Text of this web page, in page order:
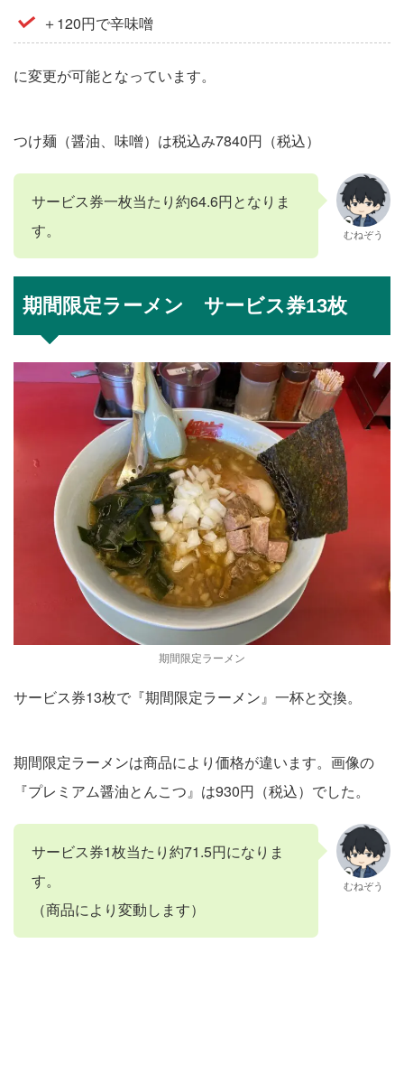
＋120円で辛味噌
に変更が可能となっています。
つけ麺（醤油、味噌）は税込み7840円（税込）
サービス券一枚当たり約64.6円となりま
す。
むねぞう
期間限定ラーメン サービス券13枚
期間限定ラーメン
サービス券13枚で『期間限定ラーメン』一杯と交換。
期間限定ラーメンは商品により価格が違います。画像の
『プレミアム醤油とんこつ』は930円（税込）でした。
サービス券1枚当たり約71.5円になりま
す。
（商品により変動します）
むねぞう